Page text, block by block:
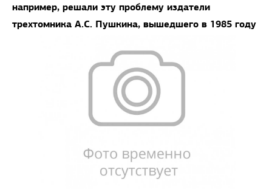
например, решали эту проблему издатели
трехтомника А.С. Пушкина, вышедшего в 1985 году